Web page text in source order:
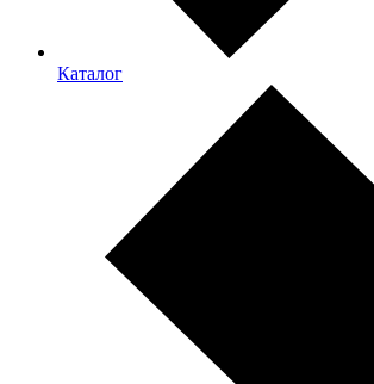
Каталог